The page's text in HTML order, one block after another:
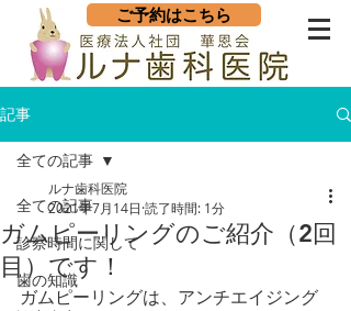
ご予約はこちら
記事
全ての記事
診察時間に関して
歯の知識
全ての記事
ガムピーリングのご紹介（2回
目）です！
ルナ歯科医院
2021年7月14日 読了時間: 1分
ガムピーリングは、アンチエイジング